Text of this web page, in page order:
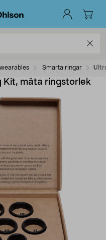
Smarta ringar
Kit, mäta ringstorlek